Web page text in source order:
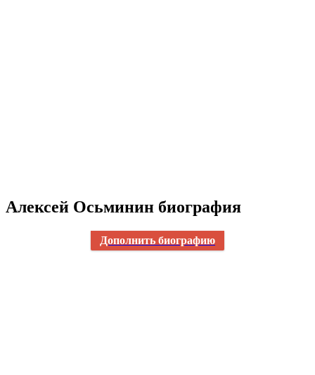
Алексей Осьминин биография
Дополнить биографию